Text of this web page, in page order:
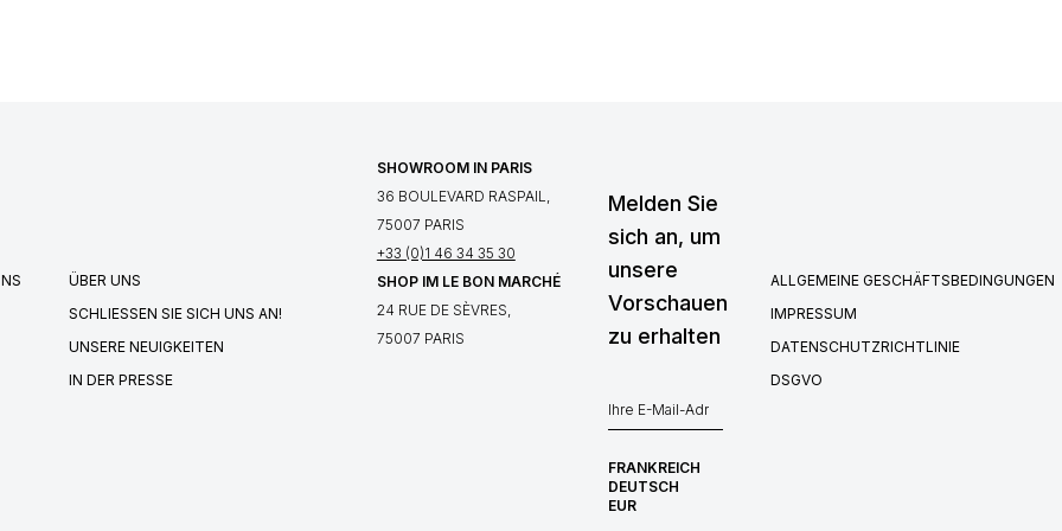
Melden Sie
sich an, um
unsere
Vorschauen
zu erhalten
ÜBER UNS
SCHLIESSEN SIE SICH UNS AN!
UNSERE NEUIGKEITEN
IN DER PRESSE
ALLGEMEINE GESCHÄFTSBEDINGUNGEN
IMPRESSUM
DATENSCHUTZRICHTLINIE
DSGVO
SHOWROOM IN PARIS
36 BOULEVARD RASPAIL,
75007 PARIS
+33 (0)1 46 34 35 30
SHOP IM LE BON MARCHÉ
24 RUE DE SÈVRES,
75007 PARIS
FRANKREICH
DEUTSCH
EUR